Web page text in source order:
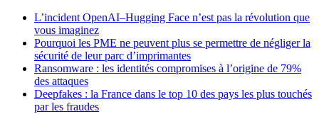
L’incident OpenAI–Hugging Face n’est pas la révolution que
vous imaginez
Pourquoi les PME ne peuvent plus se permettre de négliger la
sécurité de leur parc d’imprimantes
Ransomware : les identités compromises à l’origine de 79%
des attaques
Deepfakes : la France dans le top 10 des pays les plus touchés
par les fraudes